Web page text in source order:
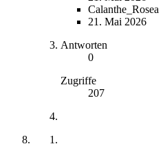
Calanthe_Rosea
21. Mai 2026
Antworten
0
Zugriffe
207